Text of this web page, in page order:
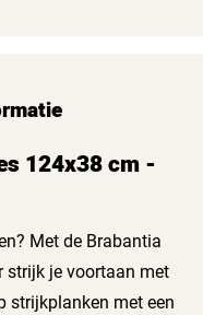
124x38 cm -
Met de Brabantia
strijk je voortaan met
strijkplanken met een